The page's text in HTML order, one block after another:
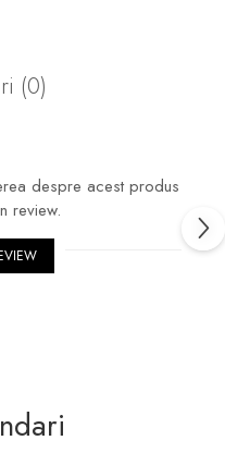
(0)
despre acest produs
review.